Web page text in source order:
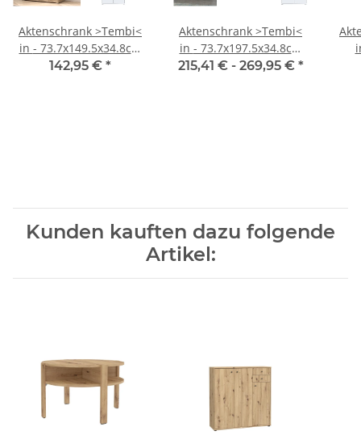
Aktenschrank >Tembi<
in - 73.7x149.5x34.8cm
(BxHxT)
142,95 € *
Aktenschrank >Tembi<
in - 73.7x197.5x34.8cm
(BxHxT)
215,41 € - 269,95 € *
Kunden kauften dazu folgende
Artikel: